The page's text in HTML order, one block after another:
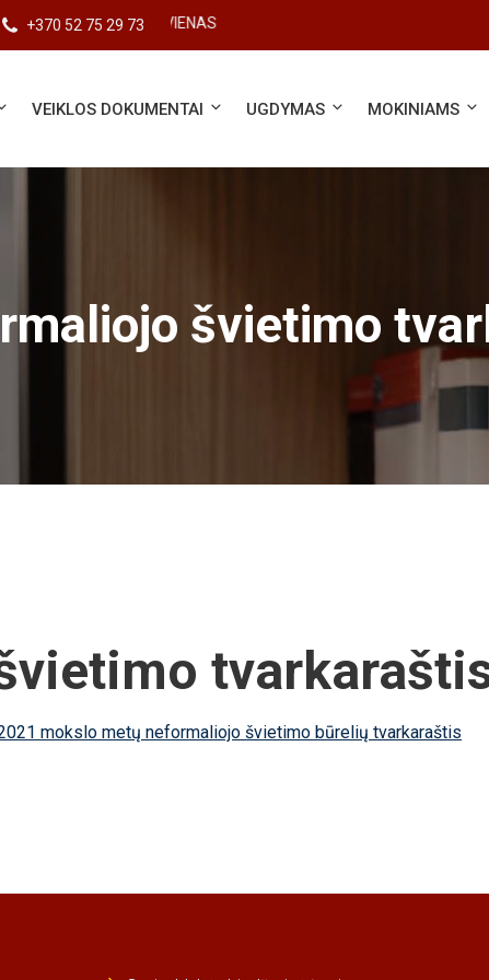
+370 52 75 29 73
#SVARBUS KIEKVIENAS
VEIKLOS DOKUMENTAI UGDYMAS MOKINIAMS
švietimo
mokslo metų neformaliojo švietimo būrelių tvarkaraštis